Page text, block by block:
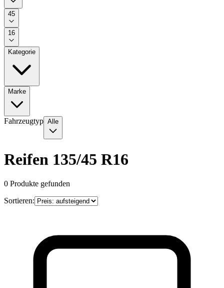
45
16
Kategorie
Marke
Fahrzeugtyp Alle
Reifen 135/45 R16
0 Produkte gefunden
Sortieren: